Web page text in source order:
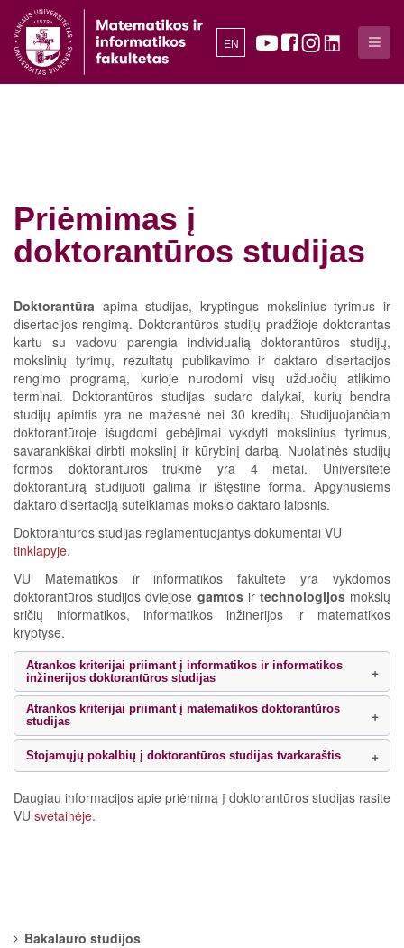
EN
Priėmimas į
doktorantūros studijas
Doktorantūra apima studijas, kryptingus mokslinius tyrimus ir
disertacijos rengimą. Doktorantūros studijų pradžioje doktorantas
kartu su vadovu parengia individualią doktorantūros studijų,
mokslinių tyrimų, rezultatų publikavimo ir daktaro disertacijos
rengimo programą, kurioje nurodomi visų užduočių atlikimo
terminai. Doktorantūros studijas sudaro dalykai, kurių bendra
studijų apimtis yra ne mažesnė nei 30 kreditų. Studijuojančiam
doktorantūroje išugdomi gebėjimai vykdyti mokslinius tyrimus,
savarankiškai dirbti mokslinį ir kūrybinį darbą. Nuolatinės studijų
formos doktorantūros trukmė yra 4 metai. Universitete
doktorantūrą studijuoti galima ir ištęstine forma. Apgynusiems
daktaro disertaciją suteikiamas mokslo daktaro laipsnis.
Doktorantūros studijas reglamentuojantys dokumentai VU
tinklapyje.
VU Matematikos ir informatikos fakultete yra vykdomos
doktorantūros studijos dviejose gamtosir technologijosmokslų
sričių informatikos, informatikos inžinerijos ir matematikos
kryptyse.
Atrankos kriterijai priimant į informatikos ir informatikos
inžinerijos doktorantūros studijas
Atrankos kriterijai priimant į matematikos doktorantūros
studijas
Stojamųjų pokalbių į doktorantūros studijas tvarkaraštis
Daugiau informacijos apie priėmimą į doktorantūros studijas rasite
VU svetainėje.
Bakalauro studijos